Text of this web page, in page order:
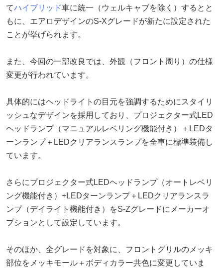
てハイブリッド車に統一（ウェルキャブを除く）するとと
もに、エアロデザインのS-Xグレードが新たに設定された
ことが挙げられます。
また、今回の一部改良では、外観（フロント周り）の仕様
変更が行われています。
具体的にはヘッドライトの目元を強調するためにスタイリ
ッシュなデザインを採用しており、プロジェクター式LED
ヘッドランプ（マニュアルレベリング機能付き）＋LEDタ
ーンランプ＋LEDクリアランスランプを全車に標準装備し
ています。
さらにプロジェクター式LEDヘッドランプ（オートレベリ
ング機能付き）+LEDターンランプ＋LEDクリアランスラ
ンプ（デイライト機能付き）をS-Zグレードにメーカーオ
プションとして設定しています。
そのほか、全グレードを対象に、フロントグリルのメッキ
部位をメッキモール＋ボディカラー共色に変更していま